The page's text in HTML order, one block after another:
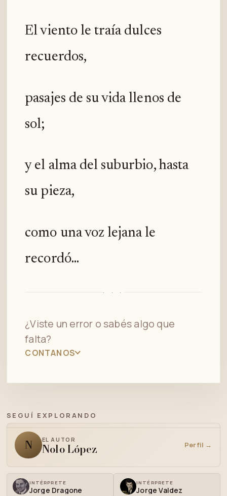
El viento le traía dulces
recuerdos,
pasajes de su vida llenos de
sol;
y el alma del suburbio, hasta
su pieza,
como una voz lejana le
recordó...
· · ·
¿Viste un error o sabés algo que
falta?
CONTANOS
SEGUÍ EXPLORANDO
N EL AUTOR
Nolo López Perfil →
INTÉRPRETE
Jorge Dragone
INTÉRPRETE
Jorge Valdez